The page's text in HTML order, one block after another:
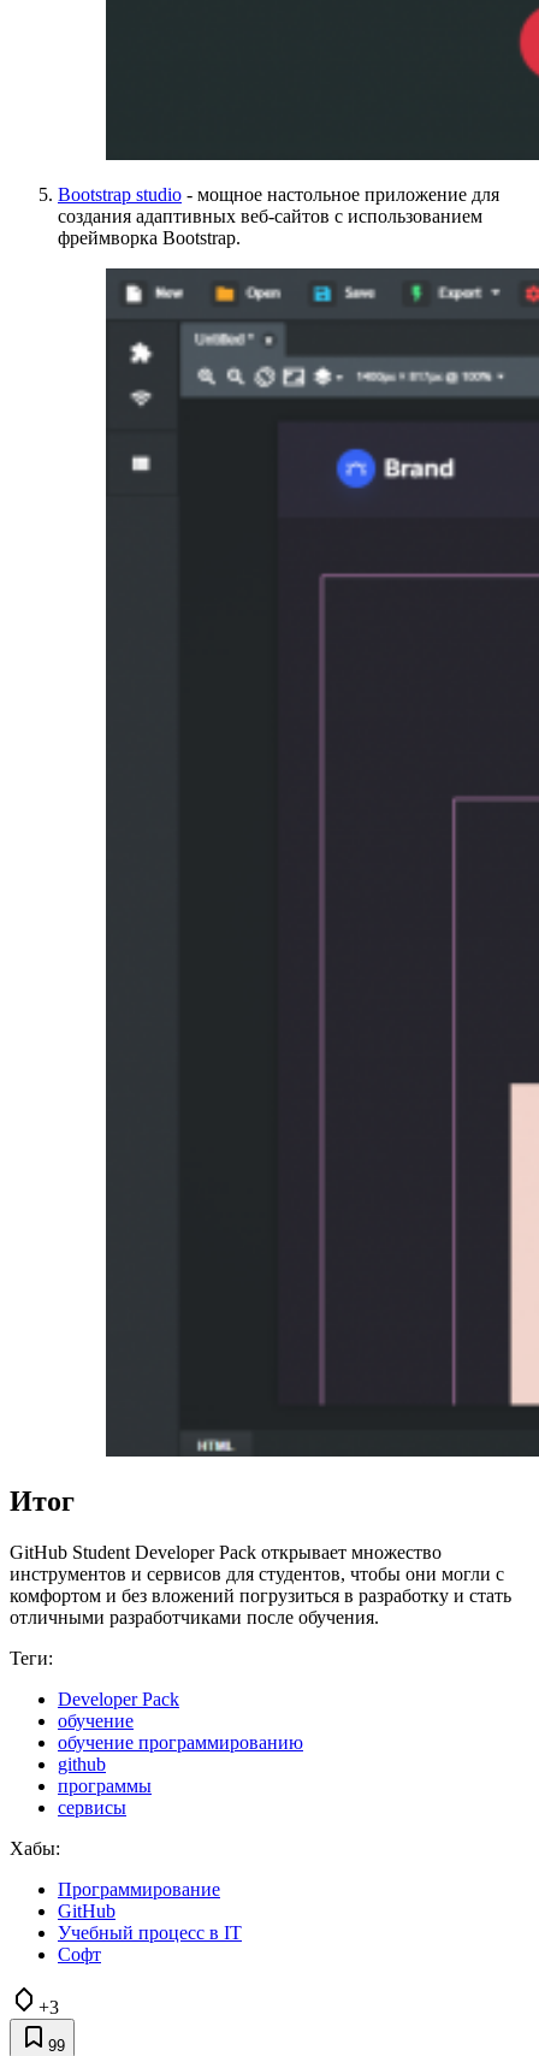
Bootstrap studio - мощное настольное приложение для
создания адаптивных веб-сайтов с использованием
фреймворка Bootstrap.
Итог
GitHub Student Developer Pack открывает множество
инструментов и сервисов для студентов, чтобы они могли с
комфортом и без вложений погрузиться в разработку и стать
отличными разработчиками после обучения.
Теги:
Developer Pack
обучение
обучение программированию
github
программы
сервисы
Хабы:
Программирование
GitHub
Учебный процесс в IT
Софт
+3
99